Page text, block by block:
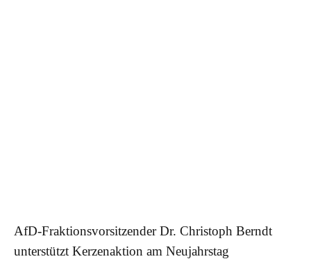
AfD-Fraktionsvorsitzender Dr. Christoph Berndt
unterstützt Kerzenaktion am Neujahrstag